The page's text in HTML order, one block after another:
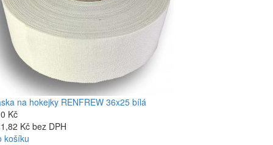
na hokejky RENFREW 36x25 bílá
Kč
Kč bez DPH
košíku